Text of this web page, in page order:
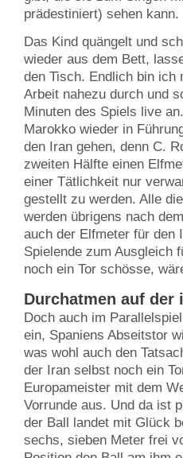
prädestiniert) sehen kann.
Das Kind quängelt und
wieder aus dem Bett,
den Tisch. Endlich bin ich
Arbeit nahezu durch und
Minuten des Spiels live
Marokko wieder in
den Iran gehen, denn C.
zweiten Hälfte einen
einer Tätlichkeit nur
gestellt zu werden. Alle
werden übrigens nach
auch der Elfmeter für den
Spielende zum Ausgleich
noch ein Tor schösse,
Durchatmen auf der
Doch auch im
ein, Spaniens Abseitstor
was wohl auch den
der Iran selbst noch ein
Europameister mit dem
Vorrunde aus. Und da ist
der Ball landet mit Glück
sechs, sieben Meter frei